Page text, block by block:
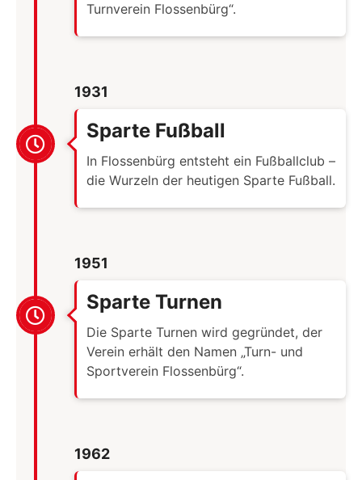
Turnverein Flossenbürg“.
1931
Sparte Fußball
In Flossenbürg entsteht ein Fußballclub –
die Wurzeln der heutigen Sparte Fußball.
1951
Sparte Turnen
Die Sparte Turnen wird gegründet, der
Verein erhält den Namen „Turn- und
Sportverein Flossenbürg“.
1962